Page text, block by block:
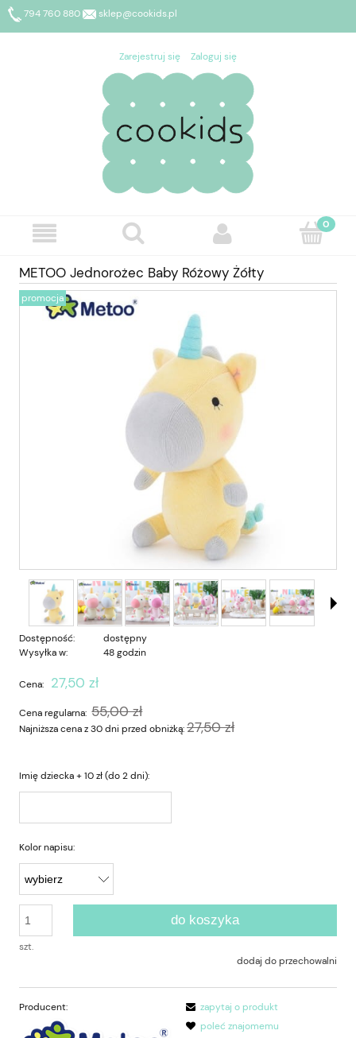
794 760 880 sklep@cookids.pl
Zarejestruj się Zaloguj się
METOO Jednorożec Baby Różowy Żółty
promocja
Dostępność:
dostępny
Wysyłka w:
48 godzin
Cena: 27,50 zł
Cena regularna: 55,00 zł
Najniższa cena z 30 dni przed obniżką:27,50 zł
Imię dziecka + 10 zł (do 2 dni):
Kolor napisu:
szt.
do koszyka
dodaj do przechowalni
Producent:
zapytaj o produkt
poleć znajomemu